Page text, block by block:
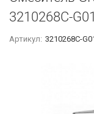
3210268С-
Артикул: 3210268С-